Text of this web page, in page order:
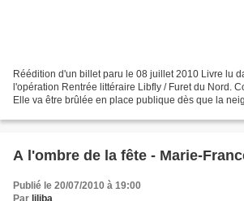
Réédition d'un billet paru le 08 juillet 2010 Livre lu
l'opération Rentrée littéraire Libfly / Furet du Nord.
Elle va être brûlée en place publique dès que la
A l'ombre de la fête - Marie-
Publié le 20/07/2010 à 19:00
Par liliba